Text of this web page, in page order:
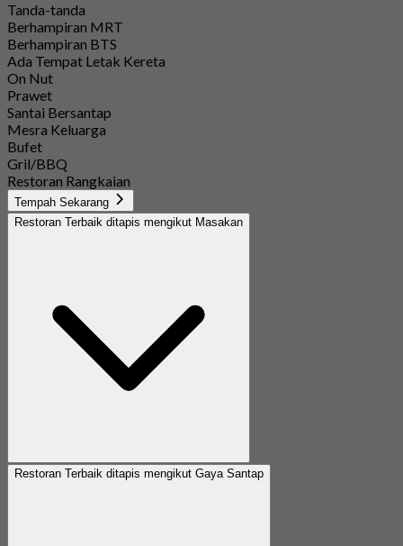
Tanda-tanda
Berhampiran MRT
Berhampiran BTS
Ada Tempat Letak Kereta
On Nut
Prawet
Santai Bersantap
Mesra Keluarga
Bufet
Gril/BBQ
Restoran Rangkaian
Tempah Sekarang
Restoran Terbaik ditapis mengikut Masakan
Restoran Terbaik ditapis mengikut Gaya Santap